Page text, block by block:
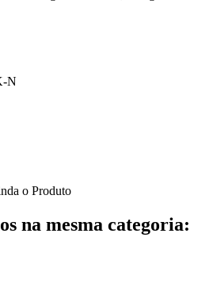
N
o Produto
na mesma categoria: